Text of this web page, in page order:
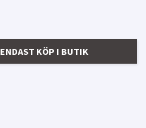
ENDAST KÖP I BUTIK